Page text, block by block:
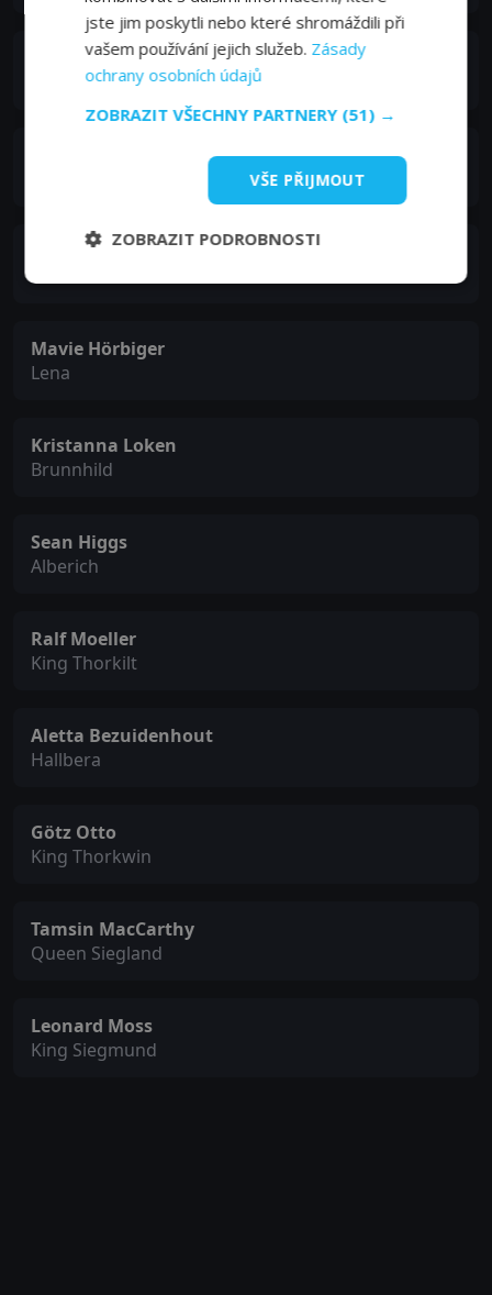
Samuel West
Gunther
Robert Pattinson
Giselher
Mavie Hörbiger
Lena
Kristanna Loken
Brunnhild
Sean Higgs
Alberich
Ralf Moeller
King Thorkilt
Aletta Bezuidenhout
Hallbera
Götz Otto
King Thorkwin
Tamsin MacCarthy
Queen Siegland
Leonard Moss
King Siegmund
jste jim poskytli nebo které shromáždili při
vašem používání jejich služeb. Zásady
ochrany osobních údajů
ZOBRAZIT VŠECHNY PARTNERY (51) →
VŠE PŘIJMOUT
ZOBRAZIT PODROBNOSTI